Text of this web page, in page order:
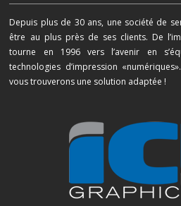
Depuis plus de 30 ans, une société de
être au plus près de ses clients. De
tourne en 1996 vers l’avenir en
technologies d’impression
vous trouverons une solution adaptée !